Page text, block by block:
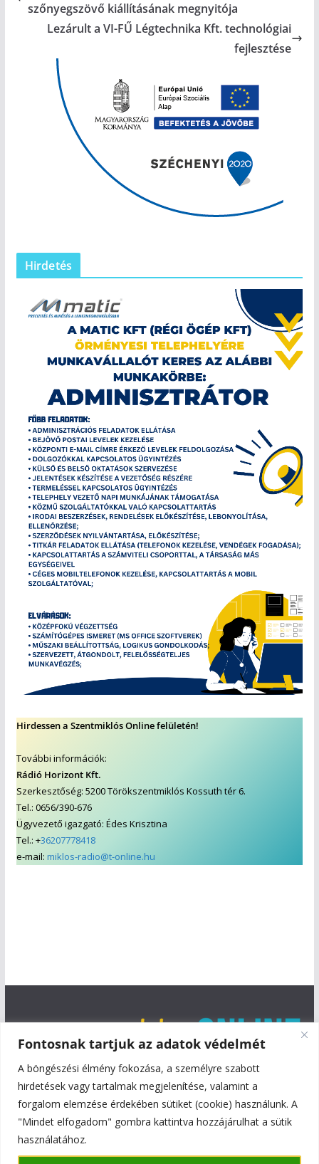
Fontosnak tartjuk az adatok védelmét
A böngészési élmény fokozása, a személyre szabott
hirdetések vagy tartalmak megjelenítése, valamint a
forgalom elemzése érdekében sütiket (cookie) használunk. A
"Mindet elfogadom" gombra kattintva hozzájárulhat a sütik
használatához.
szőnyegszövő kiállításának megnyitója
Lezárult a VI-FŰ Légtechnika Kft. technológiai
fejlesztése
Hirdetés
Hirdessen a Szentmiklós Online felületén!
További információk:
Rádió Horizont Kft.
Szerkesztőség: 5200 Törökszentmiklós Kossuth tér 6.
Tel.: 0656/390-676
Ügyvezető igazgató: Édes Krisztina
Tel.: +36207778418
e-mail: miklos-radio@t-online.hu